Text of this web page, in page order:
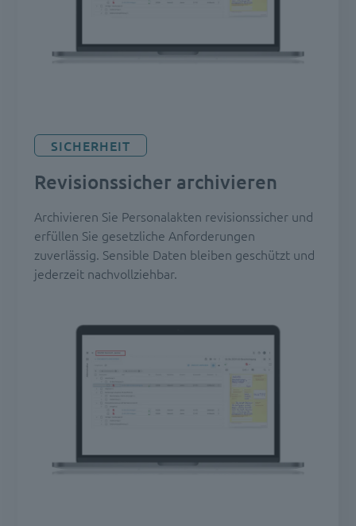
SICHERHEIT
Revisionssicher archivieren
Archivieren Sie Personalakten revisionssicher und
erfüllen Sie gesetzliche Anforderungen
zuverlässig. Sensible Daten bleiben geschützt und
jederzeit nachvollziehbar.